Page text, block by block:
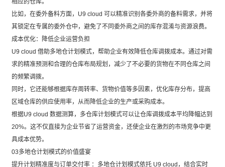
相应的仓库。
比如，在委外备料方面，U9 cloud 可以精准识别各委外商的备料需求，并将
其锁定在专属的委外仓中，避免了不同委外商之间的库存混淆与资源浪费。
成本优化：降低企业运营负担
U9 cloud 借助多地仓计划模式，帮助企业有效降低仓库调拨成本。通过对需
求的精准预测和合理的仓库布局规划，减少了不必要的货物在不同仓库之间
的频繁调拨。
同时，它还能够根据库存周转率、货物价值等多因素，优化库存分布，提高
区域仓库的供应使用率，从而降低企业的生产或采购成本。
根据U9 cloud 数据测算，多仓库计划模式可以让仓库调拨成本平均降幅达到
20%。这不仅直接为企业节省了运营资金，还使企业在激烈的市场竞争中更
具成本优势。
03多地仓计划模式的价值盛宴
提升计划精准度与订单交付率 ：多地仓计划模式依托 U9 cloud，结合实时